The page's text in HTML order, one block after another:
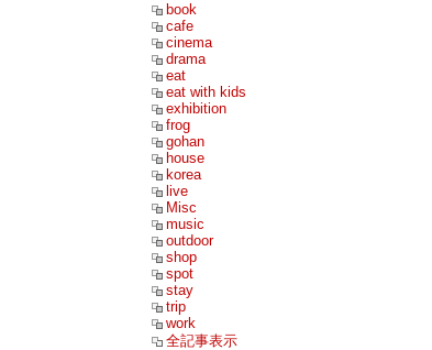
book
cafe
cinema
drama
eat
eat with kids
exhibition
frog
gohan
house
korea
live
Misc
music
outdoor
shop
spot
stay
trip
work
全記事表示